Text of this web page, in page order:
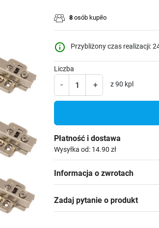
8 osób kupiło
info_outline Przybliżony czas realizacji:
Liczba
- + z 90 kpl
Płatność i dostawa
Wysyłka od: 14.90 zł
Informacja o zwrotach
Zadaj pytanie o produkt